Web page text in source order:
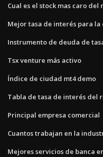
Cual es el stock mas caro del
Mejor tasa de interés para
Instrumento de deuda de
Tsx venture más activo
Índice de ciudad mt4 demo
Tabla de tasa de interés del
Principal empresa comercial
Cuantos trabajan en la
Mejores servicios de banca